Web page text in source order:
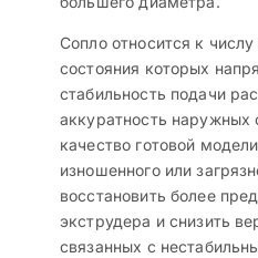
Сопло относится к
состояния которых
стабильность подачи
аккуратность наружных
качество готовой
изношенного или
восстановить более
экструдера и снизить
связанных с